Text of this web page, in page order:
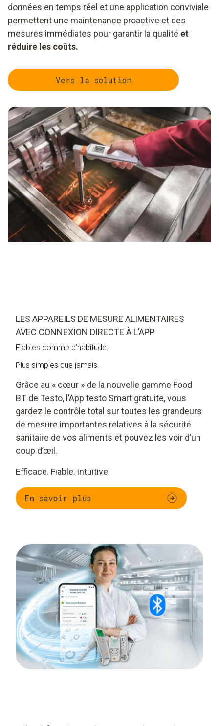
données en temps réel et une application conviviale
permettent une maintenance proactive et des
mesures immédiates pour garantir la qualité et
réduire les coûts.
Vers la solution
LES APPAREILS DE MESURE ALIMENTAIRES
AVEC CONNEXION DIRECTE À L’APP
Fiables comme d’habitude.
Plus simples que jamais.
Grâce au « cœur » de la nouvelle gamme Food
BT de Testo, l’App testo Smart gratuite, vous
gardez le contrôle total sur toutes les grandeurs
de mesure importantes relatives à la sécurité
sanitaire de vos aliments et pouvez les voir d’un
coup d’œil.
Efficace. Fiable. intuitive.
En savoir plus